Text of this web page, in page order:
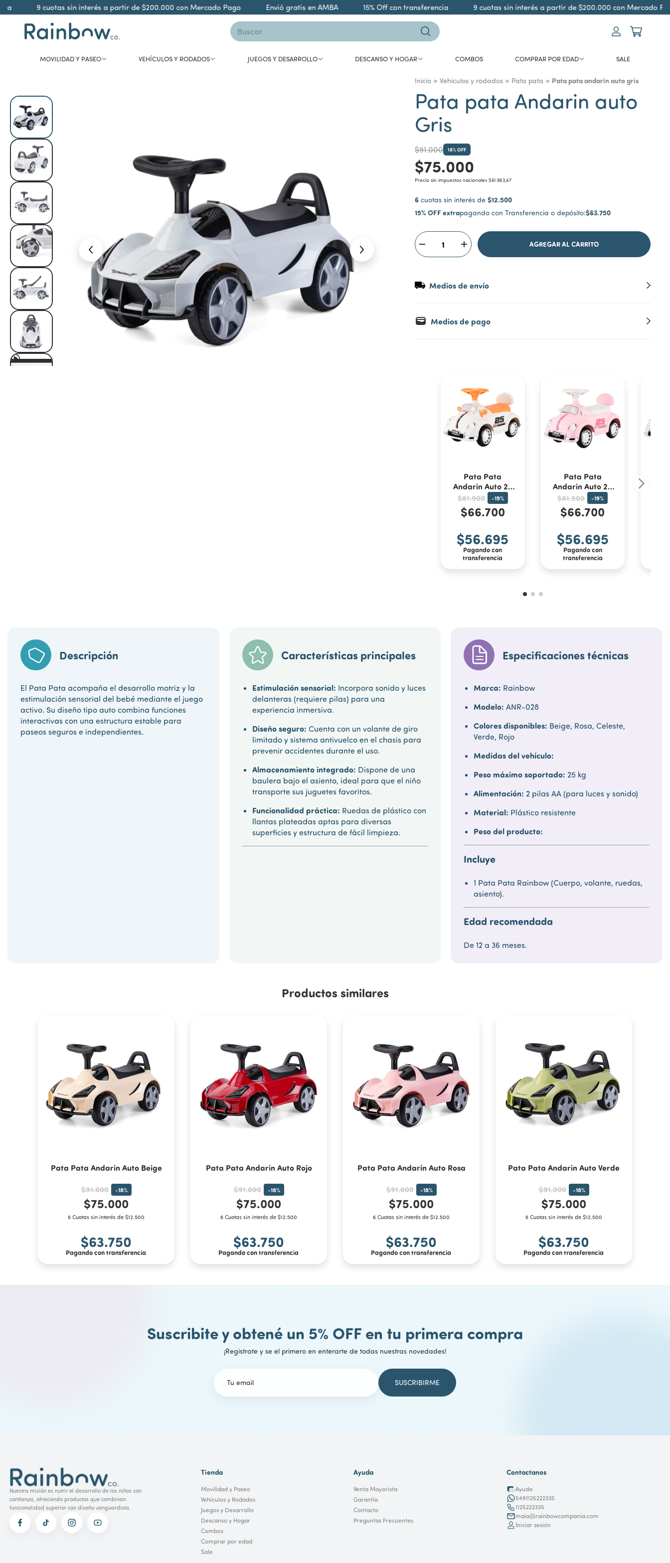
9 cuotas sin interés a partir de $200.000 con Mercado Pago Envió gratis en AMBA 15% Off con transferencia 9 cuotas sin interés a partir de $200.000 con Mercado Pago
MOVILIDAD Y PASEO VEHÍCULOS Y RODADOS JUEGOS Y DESARROLLO DESCANSO Y HOGAR COMBOS COMPRAR POR EDAD SALE
Inicio > Vehiculos y rodados > Pata pata > Pata pata andarin auto gris
Pata pata Andarin auto
Gris
$91.000 18% OFF
$75.000
Precio sin impuestos nacionales $61.983,47
6 cuotas sin interés de $12.500
15% OFF extrapagando con Transferencia o depósito:$63.750
Medios de envío
Medios de pago
Pata Pata
Andarin Auto 25
Crema
$81.900 -19%
$66.700
$56.695
Pagando con
transferencia
Pata Pata
Andarin Auto 25
Rosa
$81.900 -19%
$66.700
$56.695
Pagando con
transferencia
Descripción
El Pata Pata acompaña el desarrollo motriz y la
estimulación sensorial del bebé mediante el juego
activo. Su diseño tipo auto combina funciones
interactivas con una estructura estable para
paseos seguros e independientes.
Características principales
Estimulación sensorial: Incorpora sonido y luces
delanteras (requiere pilas) para una
experiencia inmersiva.
Diseño seguro: Cuenta con un volante de giro
limitado y sistema antivuelco en el chasis para
prevenir accidentes durante el uso.
Almacenamiento integrado: Dispone de una
baulera bajo el asiento, ideal para que el niño
transporte sus juguetes favoritos.
Funcionalidad práctica: Ruedas de plástico con
llantas plateadas aptas para diversas
superficies y estructura de fácil limpieza.
Especificaciones técnicas
Marca: Rainbow
Modelo: ANR-028
Colores disponibles: Beige, Rosa, Celeste,
Verde, Rojo
Medidas del vehículo:
Peso máximo soportado: 25 kg
Alimentación: 2 pilas AA (para luces y sonido)
Material: Plástico resistente
Peso del producto:
Incluye
1 Pata Pata Rainbow (Cuerpo, volante, ruedas,
asiento).
Edad recomendada
De 12 a 36 meses.
Productos similares
Pata Pata Andarin Auto Beige
$91.000 -18%
$75.000
6 Cuotas sin interés de $12.500
$63.750
Pagando con transferencia
Pata Pata Andarin Auto Rojo
$91.000 -18%
$75.000
6 Cuotas sin interés de $12.500
$63.750
Pagando con transferencia
Pata Pata Andarín Auto Rosa
$91.000 -18%
$75.000
6 Cuotas sin interés de $12.500
$63.750
Pagando con transferencia
Pata Pata Andarin Auto Verde
$91.000 -18%
$75.000
6 Cuotas sin interés de $12.500
$63.750
Pagando con transferencia
Suscribite y obtené un 5% OFF en tu primera compra
¡Registrate y se el primero en enterarte de todas nuestras novedades!
Nuestra misión es nutrir el desarrollo de los niños con
confianza, ofreciendo productos que combinan
funcionalidad superior con diseño vanguardista.
Tienda
Movilidad y Paseo
Vehículos y Rodados
Juegos y Desarrollo
Descanso y Hogar
Combos
Comprar por edad
Sale
Ayuda
Venta Mayorista
Garantía
Contacto
Preguntas Frecuentes
Contactanos
Ayuda
5491125222335
1125222335
maia@rainbowcompania.com
Iniciar sesión